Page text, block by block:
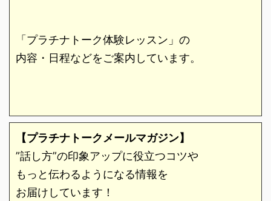
「プラチナトーク体験レッスン」の
内容・日程などをご案内しています。
【プラチナトークメールマガジン】
”話し方”の印象アップに役立つコツや
もっと伝わるようになる情報を
お届けしています！